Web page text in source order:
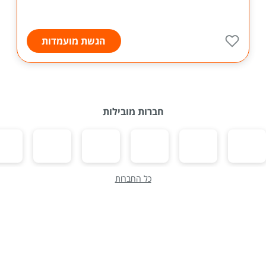
הגשת מועמדות
חברות מובילות
כל החברות